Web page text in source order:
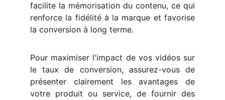
facilite la mémorisation du contenu, ce qui
renforce la fidélité à la marque et favorise
la conversion à long terme.
Pour maximiser l'impact de vos vidéos sur
le taux de conversion, assurez-vous de
présenter clairement les avantages de
votre produit ou service, de fournir des